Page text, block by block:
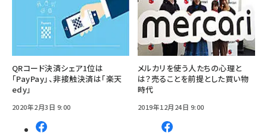
QRコード決済シェア1位は
「PayPay」、非接触決済は「楽天
edy」
2020年2月3日 9:00
メルカリを使う人たちの心理と
は？売ることを前提とした買い物
時代
2019年12月24日 9:00